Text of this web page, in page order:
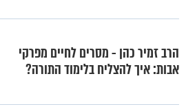
הרב זמיר כהן - מסרים לחיים מפרקי
אבות: איך להצליח בלימוד התורה?